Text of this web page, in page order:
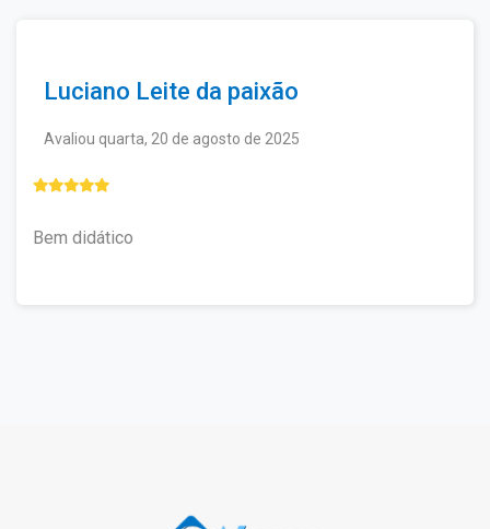
Luciano Leite da paixão
Avaliou quarta, 20 de agosto de 2025
Bem didático